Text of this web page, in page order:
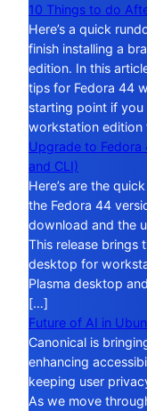
10 Things to do
Here’s a quick
finish installing a
edition. In this
tips for Fedora 44
starting point if you
workstation
Upgrade to Fedora
and CLI)
Here’s are the
the Fedora 44
download and the
This release brings
desktop for
Plasma desktop
[…]
Future of AI in
Canonical is
enhancing
keeping user
As we move